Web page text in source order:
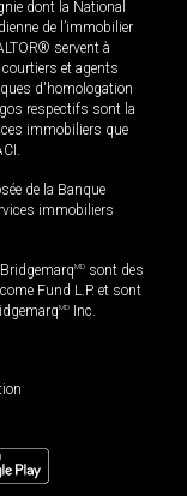
dont la National
de l’immobilier
servent à
et agents
d'homologation
respectifs sont la
immobiliers que
de la Banque
immobiliers
MD sont des
Fund L.P. et sont
MD Inc.